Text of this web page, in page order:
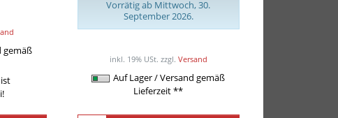
gemäß
Vorrätig ab Mittwoch, 30.
September 2026.
inkl. 19% USt. zzgl. Versand
Auf Lager / Versand gemäß
Lieferzeit **